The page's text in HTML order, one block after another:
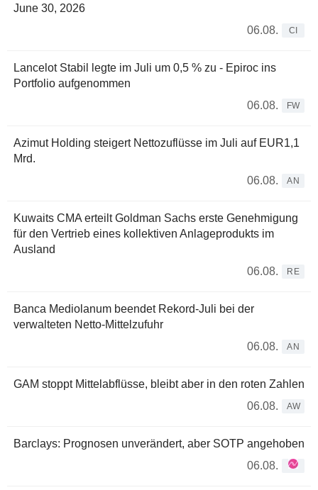
June 30, 2026
06.08.
CI
Lancelot Stabil legte im Juli um 0,5 % zu - Epiroc ins
Portfolio aufgenommen
06.08.
FW
Azimut Holding steigert Nettozuflüsse im Juli auf EUR1,1
Mrd.
06.08.
AN
Kuwaits CMA erteilt Goldman Sachs erste Genehmigung
für den Vertrieb eines kollektiven Anlageprodukts im
Ausland
06.08.
RE
Banca Mediolanum beendet Rekord-Juli bei der
verwalteten Netto-Mittelzufuhr
06.08.
AN
GAM stoppt Mittelabflüsse, bleibt aber in den roten Zahlen
06.08.
AW
Barclays: Prognosen unverändert, aber SOTP angehoben
06.08.